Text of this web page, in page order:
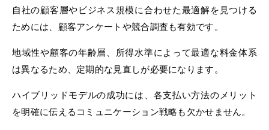
自社の顧客層やビジネス規模に合わせた最適解を見つける
ためには、顧客アンケートや競合調査も有効です。
地域性や顧客の年齢層、所得水準によって最適な料金体系
は異なるため、定期的な見直しが必要になります。
ハイブリッドモデルの成功には、各支払い方法のメリット
を明確に伝えるコミュニケーション戦略も欠かせません。